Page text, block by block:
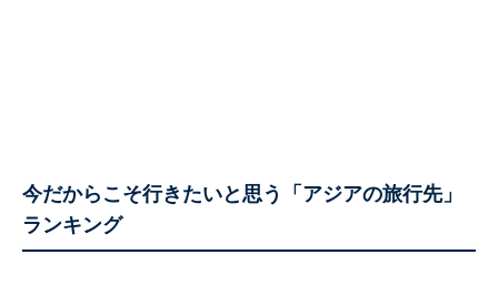
今だからこそ行きたいと思う「アジアの旅行先」
ランキング